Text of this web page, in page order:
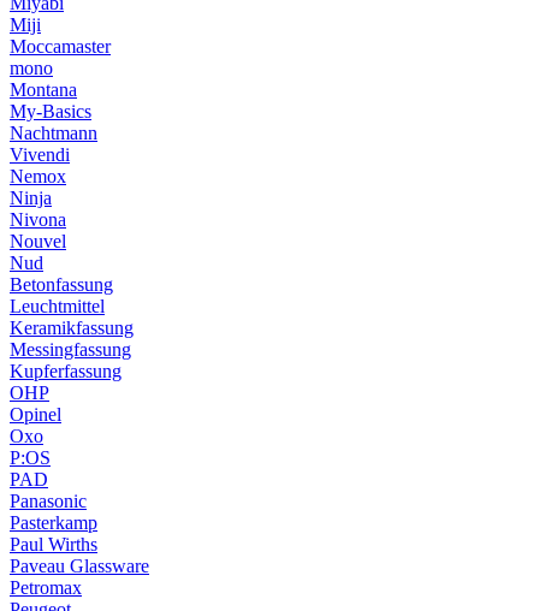
Miji
Moccamaster
mono
Montana
My-Basics
Nachtmann
Vivendi
Nemox
Ninja
Nivona
Nouvel
Nud
Betonfassung
Leuchtmittel
Keramikfassung
Messingfassung
Kupferfassung
OHP
Opinel
Oxo
P:OS
PAD
Panasonic
Pasterkamp
Paul Wirths
Paveau Glassware
Petromax